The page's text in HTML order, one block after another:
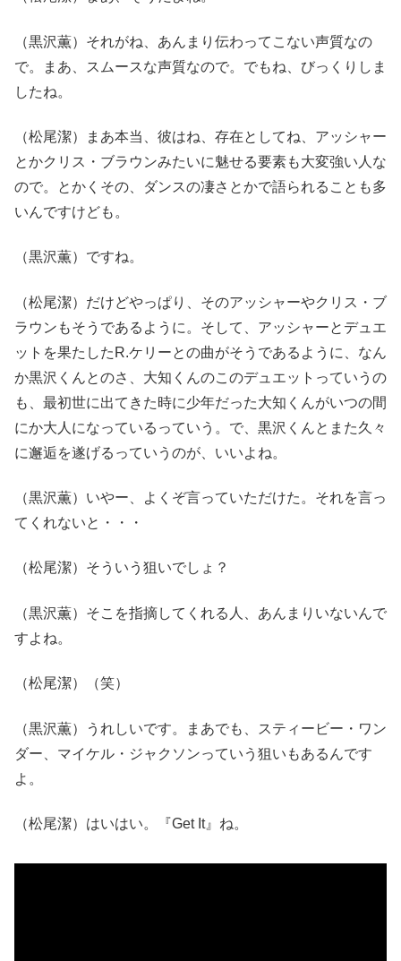
（黒沢薫）それがね、あんまり伝わってこない声質なの
で。まあ、スムースな声質なので。でもね、びっくりしま
したね。
（松尾潔）まあ本当、彼はね、存在としてね、アッシャー
とかクリス・ブラウンみたいに魅せる要素も大変強い人な
ので。とかくその、ダンスの凄さとかで語られることも多
いんですけども。
（黒沢薫）ですね。
（松尾潔）だけどやっぱり、そのアッシャーやクリス・ブ
ラウンもそうであるように。そして、アッシャーとデュエ
ットを果たしたR.ケリーとの曲がそうであるように、なん
か黒沢くんとのさ、大知くんのこのデュエットっていうの
も、最初世に出てきた時に少年だった大知くんがいつの間
にか大人になっているっていう。で、黒沢くんとまた久々
に邂逅を遂げるっていうのが、いいよね。
（黒沢薫）いやー、よくぞ言っていただけた。それを言っ
てくれないと・・・
（松尾潔）そういう狙いでしょ？
（黒沢薫）そこを指摘してくれる人、あんまりいないんで
すよね。
（松尾潔）（笑）
（黒沢薫）うれしいです。まあでも、スティービー・ワン
ダー、マイケル・ジャクソンっていう狙いもあるんです
よ。
（松尾潔）はいはい。『Get It』ね。